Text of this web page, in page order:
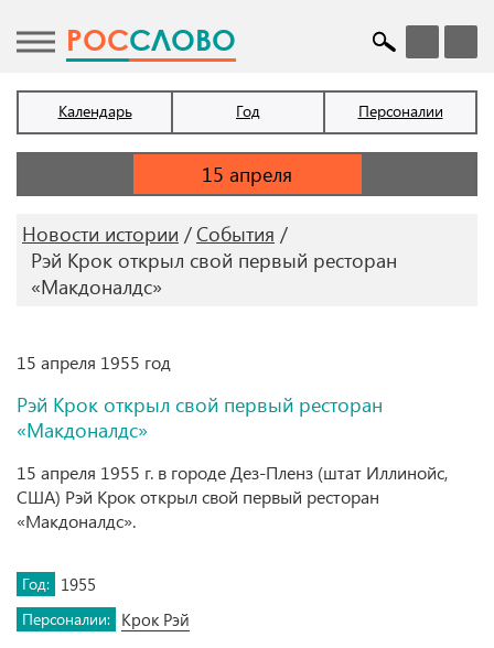
POCСЛОВО
Календарь Год Персоналии
Новости истории
События
Рэй Крок открыл свой первый ресторан
«Макдоналдс»
15 апреля 1955 год
Рэй Крок открыл свой первый ресторан
«Макдоналдс»
15 апреля 1955 г. в городе Дез-Пленз (штат Иллинойс,
США) Рэй Крок открыл свой первый ресторан
«Макдоналдс».
Год: 1955
Персоналии: Крок Рэй